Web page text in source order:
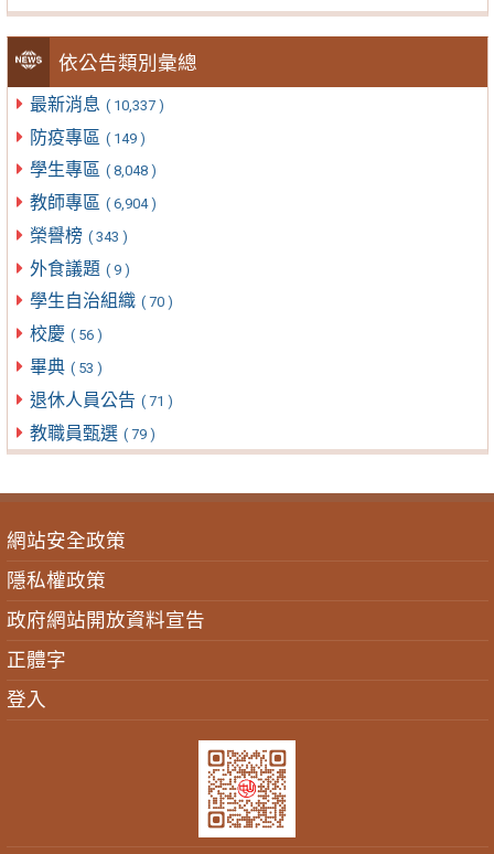
依公告類別彙總
最新消息 ( 10,337 )
防疫專區 ( 149 )
學生專區 ( 8,048 )
教師專區 ( 6,904 )
榮譽榜 ( 343 )
外食議題 ( 9 )
學生自治組織 ( 70 )
校慶 ( 56 )
畢典 ( 53 )
退休人員公告 ( 71 )
教職員甄選 ( 79 )
網站安全政策
隱私權政策
政府網站開放資料宣告
正體字
登入